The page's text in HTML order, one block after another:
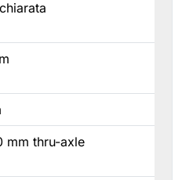
mm thru-axle